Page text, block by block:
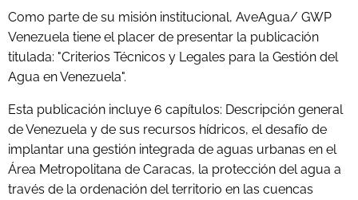
Como parte de su misión institucional, AveAgua/ GWP
Venezuela tiene el placer de presentar la publicación
titulada: "Criterios Técnicos y Legales para la Gestión del
Agua en Venezuela".
Esta publicación incluye 6 capítulos: Descripción general
de Venezuela y de sus recursos hídricos, el desafío de
implantar una gestión integrada de aguas urbanas en el
Área Metropolitana de Caracas, la protección del agua a
través de la ordenación del territorio en las cuencas